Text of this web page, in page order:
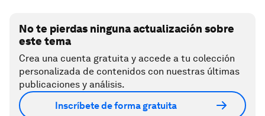
No te pierdas ninguna actualización sobre
este tema
Crea una cuenta gratuita y accede a tu colección
personalizada de contenidos con nuestras últimas
publicaciones y análisis.
Inscríbete de forma gratuita